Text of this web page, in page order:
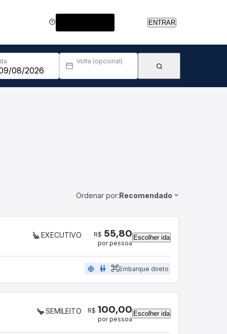
ENTRAR
Volta (opcional)
Ordenar por:Recomendado
EXECUTIVO R$ 55,80
por pessoa
Escolher ida
ac_unit wc Embarque direto
SEMILEITO R$ 100,00
por pessoa
Escolher ida